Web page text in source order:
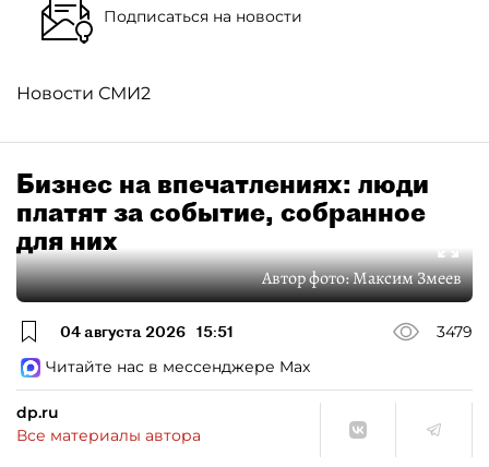
Подписаться на новости
Новости СМИ2
Бизнес на впечатлениях: люди
платят за событие, собранное
для них
Автор фото:Максим Змеев
04 августа 2026 15:51
3479
Читайте нас в мессенджере Max
dp.ru
Все материалы автора